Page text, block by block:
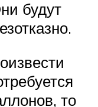
будут
то